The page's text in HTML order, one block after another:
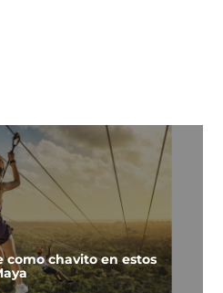
como chavito en estos